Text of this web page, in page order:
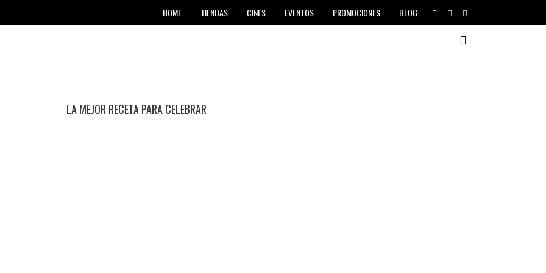
HOME TIENDAS CINES EVENTOS PROMOCIONES BLOG
LA MEJOR RECETA PARA CELEBRAR